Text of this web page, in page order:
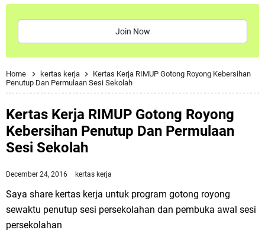
Join Now
Home kertas kerja
Kertas Kerja RIMUP Gotong Royong Kebersihan
Penutup Dan Permulaan Sesi Sekolah
Kertas Kerja RIMUP Gotong Royong
Kebersihan Penutup Dan Permulaan
Sesi Sekolah
December 24, 2016 kertas kerja
Saya share kertas kerja untuk program gotong royong
sewaktu penutup sesi persekolahan dan pembuka awal sesi
persekolahan